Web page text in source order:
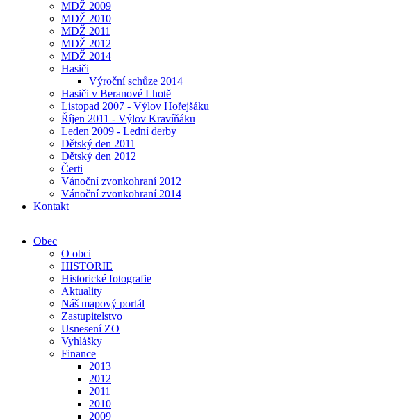
MDŽ 2009
MDŽ 2010
MDŽ 2011
MDŽ 2012
MDŽ 2014
Hasiči
Výroční schůze 2014
Hasiči v Beranové Lhotě
Listopad 2007 - Výlov Hořejšáku
Říjen 2011 - Výlov Kravíňáku
Leden 2009 - Lední derby
Dětský den 2011
Dětský den 2012
Čerti
Vánoční zvonkohraní 2012
Vánoční zvonkohraní 2014
Kontakt
Obec
O obci
HISTORIE
Historické fotografie
Aktuality
Náš mapový portál
Zastupitelstvo
Usnesení ZO
Vyhlášky
Finance
2013
2012
2011
2010
2009